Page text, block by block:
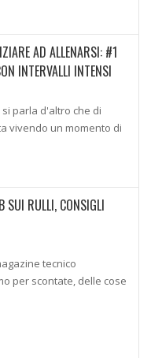
AD ALLENARSI: #1
INTERVALLI INTENSI
parla d'altro che di
vivendo un momento di
SUI RULLI, CONSIGLI
tecnico
per scontate, delle cose